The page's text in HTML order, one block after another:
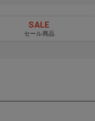
SALE
セール商品